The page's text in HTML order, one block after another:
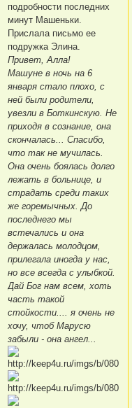
подробности последних
минут Машеньки.
Прислала письмо ее
подружка Элина.
Привет, Алла!
Машуне в ночь на 6
января стало плохо, с
ней были родители,
увезли в Боткинскую. Не
приходя в сознание, она
скончалась... Спасибо,
что так не мучилась.
Она очень боялась долго
лежать в больнице, и
страдать среди таких
же горемычных. До
последнего мы
встечались и она
держалась молодцом,
прилегала иногда у нас,
но все всегда с улыбкой.
Дай Бог нам всем, хоть
часть такой
стойкости.... я очень не
хочу, чтоб Марусю
забыли - она ангел...